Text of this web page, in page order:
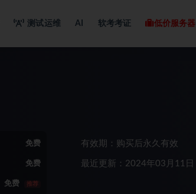
测试运维 AI 软考考证 低价服务器
免费
免费
免费 推荐
有效期：购买后永久有效
最近更新：2024年03月11日